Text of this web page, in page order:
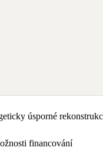
úsporné
financování